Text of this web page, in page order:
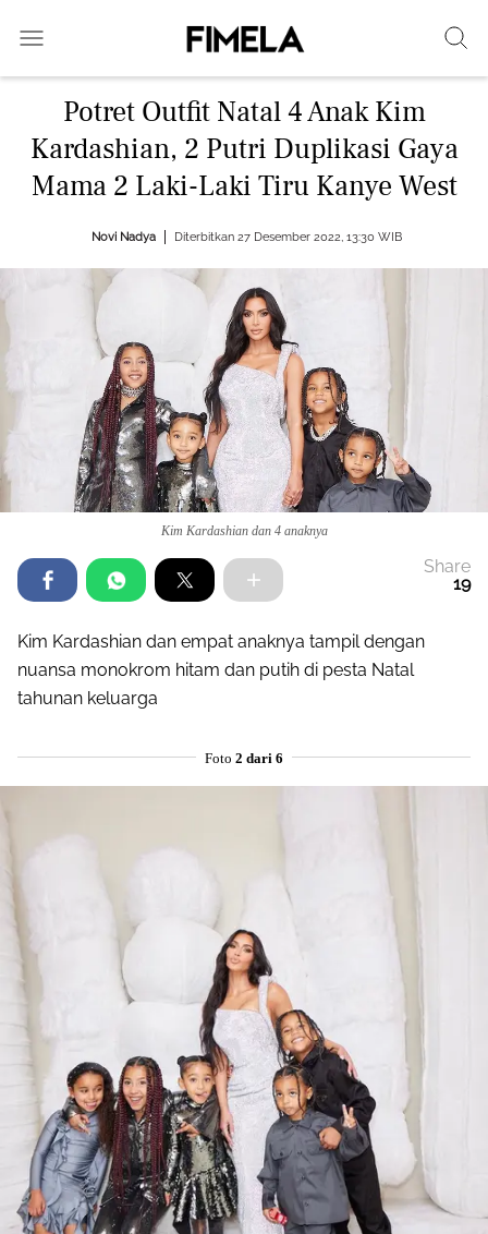
Potret Outfit Natal 4 Anak Kim
Kardashian, 2 Putri Duplikasi Gaya
Mama 2 Laki-Laki Tiru Kanye West
Novi Nadya Diterbitkan 27 Desember 2022, 13:30 WIB
Kim Kardashian dan 4 anaknya
Share
19
Kim Kardashian dan empat anaknya tampil dengan
nuansa monokrom hitam dan putih di pesta Natal
tahunan keluarga
Foto 2 dari 6